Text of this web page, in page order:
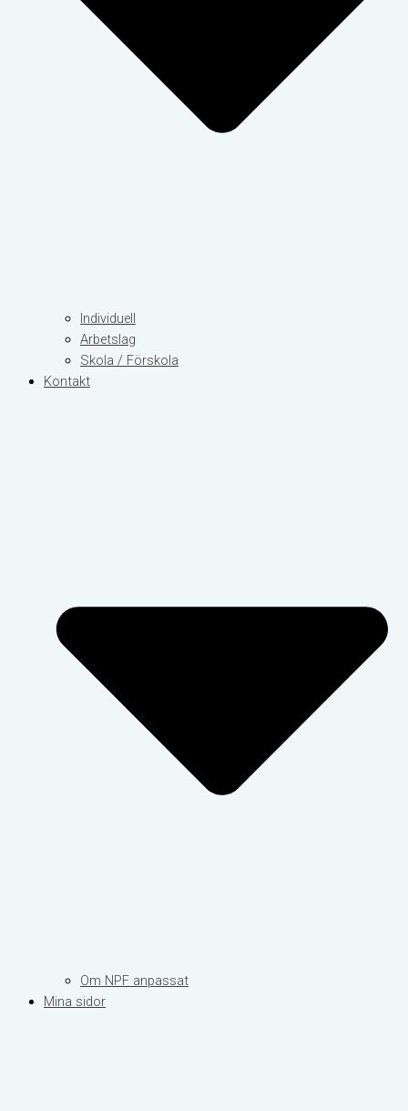
Individuell
Arbetslag
Skola / Förskola
Kontakt
Om NPF anpassat
Mina sidor